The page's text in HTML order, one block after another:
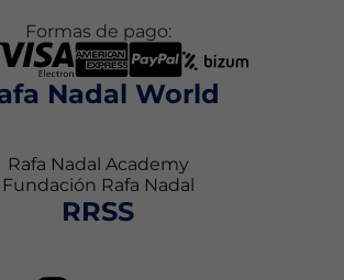
Formas de pago:
Nadal World
Rafa Nadal Academy
Fundación Rafa Nadal
RRSS